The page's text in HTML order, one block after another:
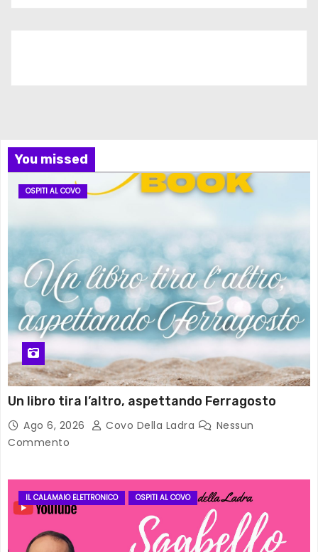
You missed
OSPITI AL COVO
Un libro tira l’altro, aspettando Ferragosto
Ago 6, 2026 Covo Della Ladra
Nessun
Commento
IL CALAMAIO ELETTRONICO OSPITI AL COVO